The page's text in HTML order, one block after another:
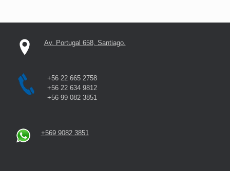
Av. Portugal 658, Santiago.
+56 22 665 2758
+56 22 634 9812
+56 99 082 3851
+569 9082 3851